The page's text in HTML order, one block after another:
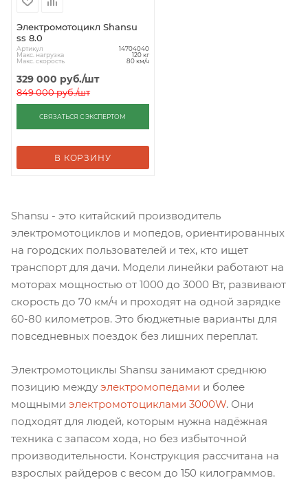
Электромотоцикл Shansu
ss 8.0
Артикул 14704040
Макс. нагрузка 120 кг
Макс. скорость 80 км/ч
329 000 руб./шт
849 000руб./шт
СВЯЗАТЬСЯ С ЭКСПЕРТОМ
В КОРЗИНУ
Shansu - это китайский производитель
электромотоциклов и мопедов, ориентированных
на городских пользователей и тех, кто ищет
транспорт для дачи. Модели линейки работают на
моторах мощностью от 1000 до 3000 Вт, развивают
скорость до 70 км/ч и проходят на одной зарядке
60-80 километров. Это бюджетные варианты для
повседневных поездок без лишних переплат.
Электромотоциклы Shansu занимают среднюю
позицию между электромопедами и более
мощными электромотоциклами 3000W. Они
подходят для людей, которым нужна надёжная
техника с запасом хода, но без избыточной
производительности. Конструкция рассчитана на
взрослых райдеров с весом до 150 килограммов.